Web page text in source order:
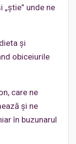
unde ne
și
obiceiurile
care ne
și ne
în buzunarul